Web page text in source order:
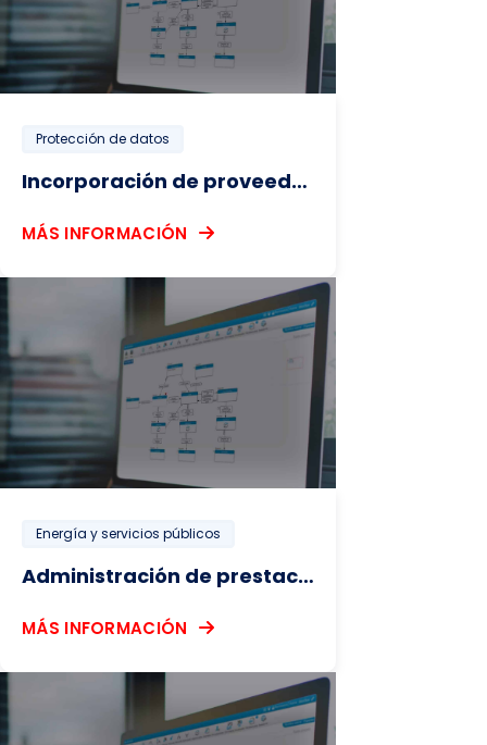
Protección de datos
Incorporación de proveedores a la CCPA
MÁS INFORMACIÓN
Energía y servicios públicos
Administración de prestaciones
MÁS INFORMACIÓN